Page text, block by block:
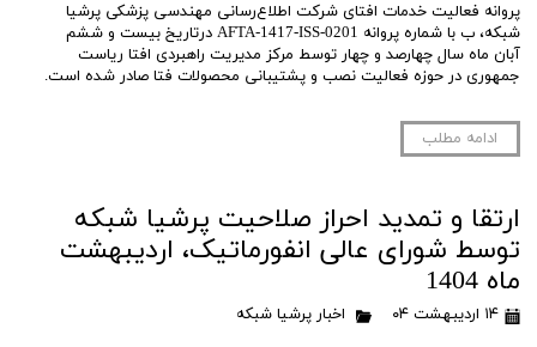
پروانه فعالیت خدمات افتای شرکت اطلاع‌رسانی مهندسی پزشکی پرشیا
شبکه، ب با شماره پروانه AFTA-1417-ISS-0201 درتاریخ بیست و ششم
آبان ماه سال چهارصد و چهار توسط مرکز مدیریت راهبردی افتا ریاست
جمهوری در حوزه فعالیت نصب و پشتیبانی محصولات فتا صادر شده است.
ادامه مطلب
ارتقا و تمدید احراز صلاحیت پرشیا شبکه
توسط شورای عالی انفورماتیک، اردیبهشت
ماه 1404
۱۴ اردیبهشت ۰۴ اخبار پرشیا شبکه